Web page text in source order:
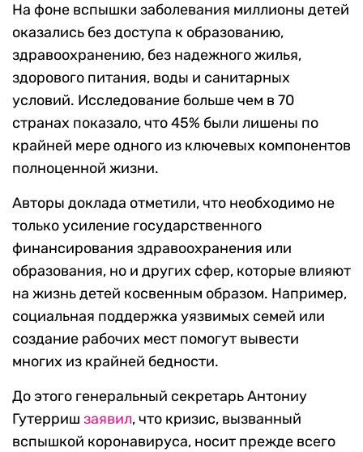
На фоне вспышки заболевания миллионы детей
оказались без доступа к образованию,
здравоохранению, без надежного жилья,
здорового питания, воды и санитарных
условий. Исследование больше чем в 70
странах показало, что 45% были лишены по
крайней мере одного из ключевых компонентов
полноценной жизни.
Авторы доклада отметили, что необходимо не
только усиление государственного
финансирования здравоохранения или
образования, но и других сфер, которые влияют
на жизнь детей косвенным образом. Например,
социальная поддержка уязвимых семей или
создание рабочих мест помогут вывести
многих из крайней бедности.
До этого генеральный секретарь Антониу
Гутерриш заявил, что кризис, вызванный
вспышкой коронавируса, носит прежде всего